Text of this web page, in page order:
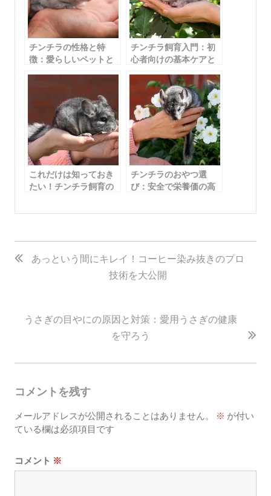
チンチラの性格と特
徴：愛らしいペットと
チンチラ飼育入門：初
心者向けの基本ケアと
これだけは知っておき
たい！チンチラ飼育の
チンチラのおやつ選
び：安全で栄養価の高
投
稿
ゲ
シ
ン
あっという間にキレイ！コーヒー染み抜きのプロ
技術を大公開
うさぎの目やにの原因と対策：愛用うさぎの健康
を守ろう
コメントを残す
メールアドレスが公開されることはありません。 ※ が付い
ている欄は必須項目です
コメント ※